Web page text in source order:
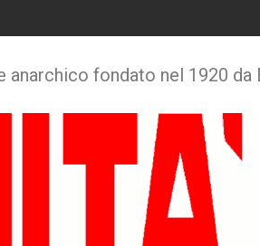
anarchico fondato nel 1920